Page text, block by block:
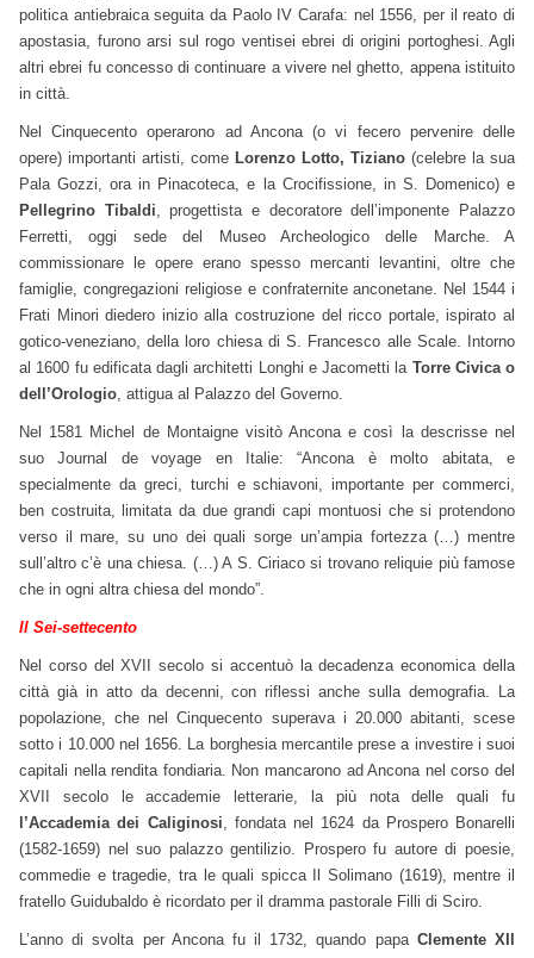
politica antiebraica seguita da Paolo IV Carafa: nel 1556, per il reato di
apostasia, furono arsi sul rogo ventisei ebrei di origini portoghesi. Agli
altri ebrei fu concesso di continuare a vivere nel ghetto, appena istituito
in città.
Nel Cinquecento operarono ad Ancona (o vi fecero pervenire delle
opere) importanti artisti, come Lorenzo Lotto, Tiziano (celebre la sua
Pala Gozzi, ora in Pinacoteca, e la Crocifissione, in S. Domenico) e
Pellegrino Tibaldi, progettista e decoratore dell’imponente Palazzo
Ferretti, oggi sede del Museo Archeologico delle Marche. A
commissionare le opere erano spesso mercanti levantini, oltre che
famiglie, congregazioni religiose e confraternite anconetane. Nel 1544 i
Frati Minori diedero inizio alla costruzione del ricco portale, ispirato al
gotico-veneziano, della loro chiesa di S. Francesco alle Scale. Intorno
al 1600 fu edificata dagli architetti Longhi e Jacometti la Torre Civica o
dell’Orologio, attigua al Palazzo del Governo.
Nel 1581 Michel de Montaigne visitò Ancona e così la descrisse nel
suo Journal de voyage en Italie: “Ancona è molto abitata, e
specialmente da greci, turchi e schiavoni, importante per commerci,
ben costruita, limitata da due grandi capi montuosi che si protendono
verso il mare, su uno dei quali sorge un’ampia fortezza (…) mentre
sull’altro c’è una chiesa. (…) A S. Ciriaco si trovano reliquie più famose
che in ogni altra chiesa del mondo”.
Il Sei-settecento
Nel corso del XVII secolo si accentuò la decadenza economica della
città già in atto da decenni, con riflessi anche sulla demografia. La
popolazione, che nel Cinquecento superava i 20.000 abitanti, scese
sotto i 10.000 nel 1656. La borghesia mercantile prese a investire i suoi
capitali nella rendita fondiaria. Non mancarono ad Ancona nel corso del
XVII secolo le accademie letterarie, la più nota delle quali fu
l’Accademia dei Caliginosi, fondata nel 1624 da Prospero Bonarelli
(1582-1659) nel suo palazzo gentilizio. Prospero fu autore di poesie,
commedie e tragedie, tra le quali spicca Il Solimano (1619), mentre il
fratello Guidubaldo è ricordato per il dramma pastorale Filli di Sciro.
L’anno di svolta per Ancona fu il 1732, quando papa Clemente XII